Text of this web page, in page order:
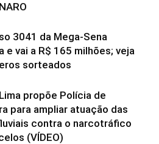
3041 da Mega-Sena
e vai a R$ 165 milhões; veja
sorteados
propõe Polícia de
para ampliar atuação das
contra o narcotráfico
(VÍDEO)